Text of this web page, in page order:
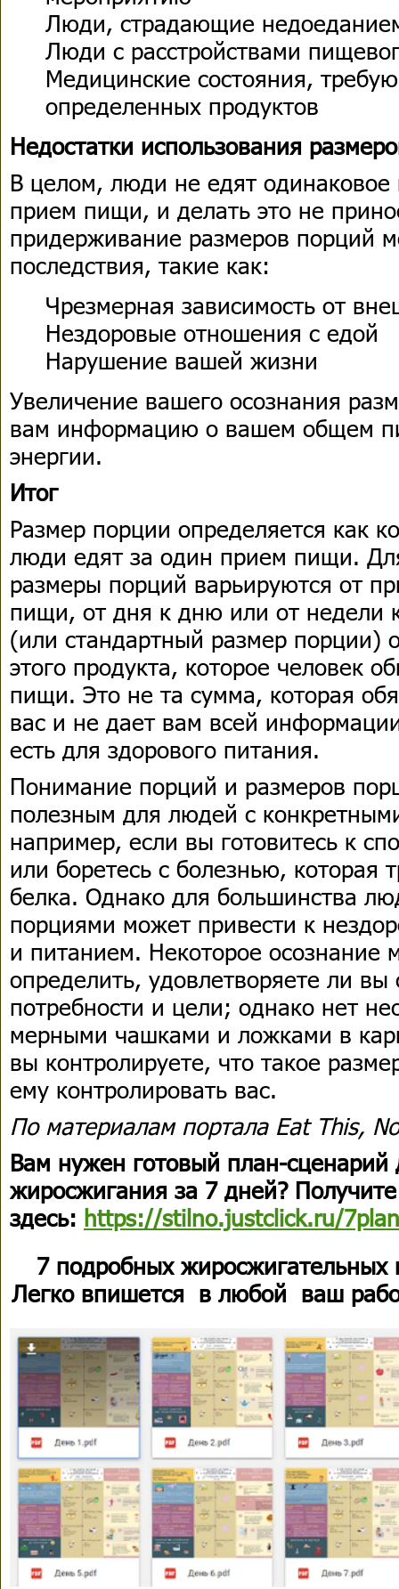
Люди, страдающие
Люди с расстройствами
Медицинские состояния,
определенных продуктов
Недостатки использования
В целом, люди не едят одинаковое
прием пищи, и делать это не
придерживание размеров порций
последствия, такие как:
Чрезмерная зависимость от
Нездоровые отношения с едой
Нарушение вашей жизни
Увеличение вашего осознания
вам информацию о вашем общем
энергии.
Итог
Размер порции определяется как
люди едят за один прием пищи.
размеры порций варьируются от
пищи, от дня к дню или от недели
(или стандартный размер порции)
этого продукта, которое человек
пищи. Это не та сумма, которая
вас и не дает вам всей
есть для здорового питания.
Понимание порций и размеров
полезным для людей с
например, если вы готовитесь к
или боретесь с болезнью, которая
белка. Однако для большинства
порциями может привести к
и питанием. Некоторое осознание
определить, удовлетворяете ли вы
потребности и цели; однако нет
мерными чашками и ложками в
вы контролируете, что такое
ему контролировать вас.
По материалам портала Eat This,
Вам нужен готовый план-сценарий
жиросжигания за 7 дней?
здесь: https://stilno.justclick.ru/
7 подробных
Легко впишется в любой ваш